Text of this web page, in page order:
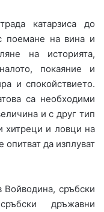
катарзиса до
поемане на вина и
на историята,
покаяние и
и спокойствието.
са необходими
и с друг тип
хитреци и ловци на
да изплуват
сръбски
дръжавни